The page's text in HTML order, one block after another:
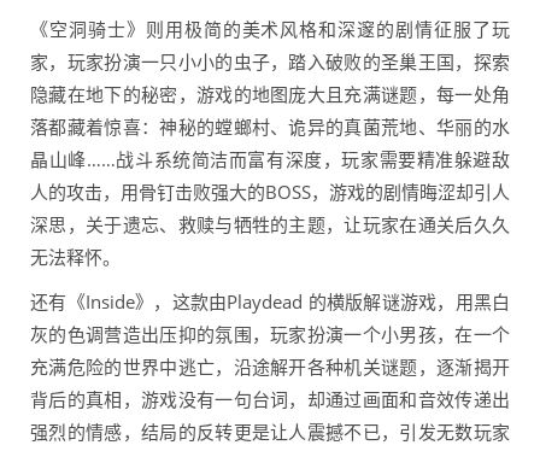
《空洞骑士》则用极简的美术风格和深邃的剧情征服了玩
家，玩家扮演一只小小的虫子，踏入破败的圣巢王国，探索
隐藏在地下的秘密，游戏的地图庞大且充满谜题，每一处角
落都藏着惊喜：神秘的螳螂村、诡异的真菌荒地、华丽的水
晶山峰……战斗系统简洁而富有深度，玩家需要精准躲避敌
人的攻击，用骨钉击败强大的BOSS，游戏的剧情晦涩却引人
深思，关于遗忘、救赎与牺牲的主题，让玩家在通关后久久
无法释怀。
还有《Inside》，这款由Playdead 的横版解谜游戏，用黑白
灰的色调营造出压抑的氛围，玩家扮演一个小男孩，在一个
充满危险的世界中逃亡，沿途解开各种机关谜题，逐渐揭开
背后的真相，游戏没有一句台词，却通过画面和音效传递出
强烈的情感，结局的反转更是让人震撼不已，引发无数玩家